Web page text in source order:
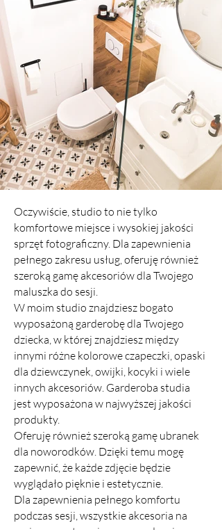
Oczywiście, studio to nie tylko
komfortowe miejsce i wysokiej jakości
sprzęt fotograficzny. Dla zapewnienia
pełnego zakresu usług, oferuję również
szeroką gamę akcesoriów dla Twojego
maluszka do sesji.
W moim studio znajdziesz bogato
wyposażoną garderobę dla Twojego
dziecka, w której znajdziesz między
innymi różne kolorowe czapeczki, opaski
dla dziewczynek, owijki, kocyki i wiele
innych akcesoriów. Garderoba studia
jest wyposażona w najwyższej jakości
produkty.
Oferuję również szeroką gamę ubranek
dla noworodków. Dzięki temu mogę
zapewnić, że każde zdjęcie będzie
wyglądało pięknie i estetycznie.
Dla zapewnienia pełnego komfortu
podczas sesji, wszystkie akcesoria na